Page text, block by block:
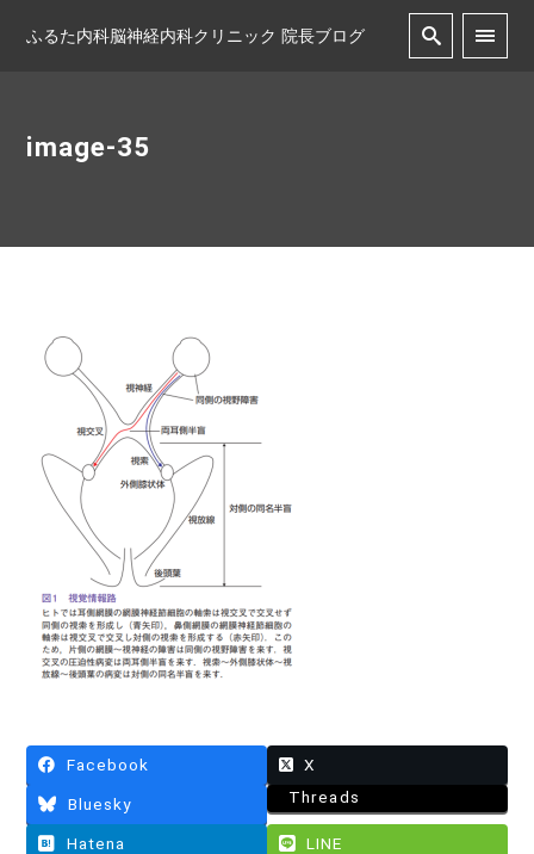
ふるた内科脳神経内科クリニック 院長ブログ
image-35
Facebook X
Bluesky Threads
Hatena
LINE